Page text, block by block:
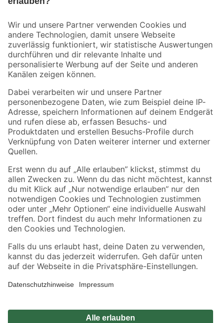
Der toom Newsletter: Keine Angebote und Aktionen mehr verpassen!
Zur Newsletter Anmeldung
Folge uns
Zahlungsarten Versandarten
Sicher einkaufen
Jetzt die toom-App herunterladen
Alle Preisangaben in EUR inkl. gesetzl. MwSt.. Die dargestellten Angebote sind unter
Umständen nicht in allen Märkten verfügbar. Die angegebenen Verfügbarkeiten beziehen
Produkte nur solange der Vorrat reicht.
*Paketversand ab 59 € versandkostenfrei, gilt nicht für Artikel mit Speditionsversand, hier
Privatsphäre Impressum